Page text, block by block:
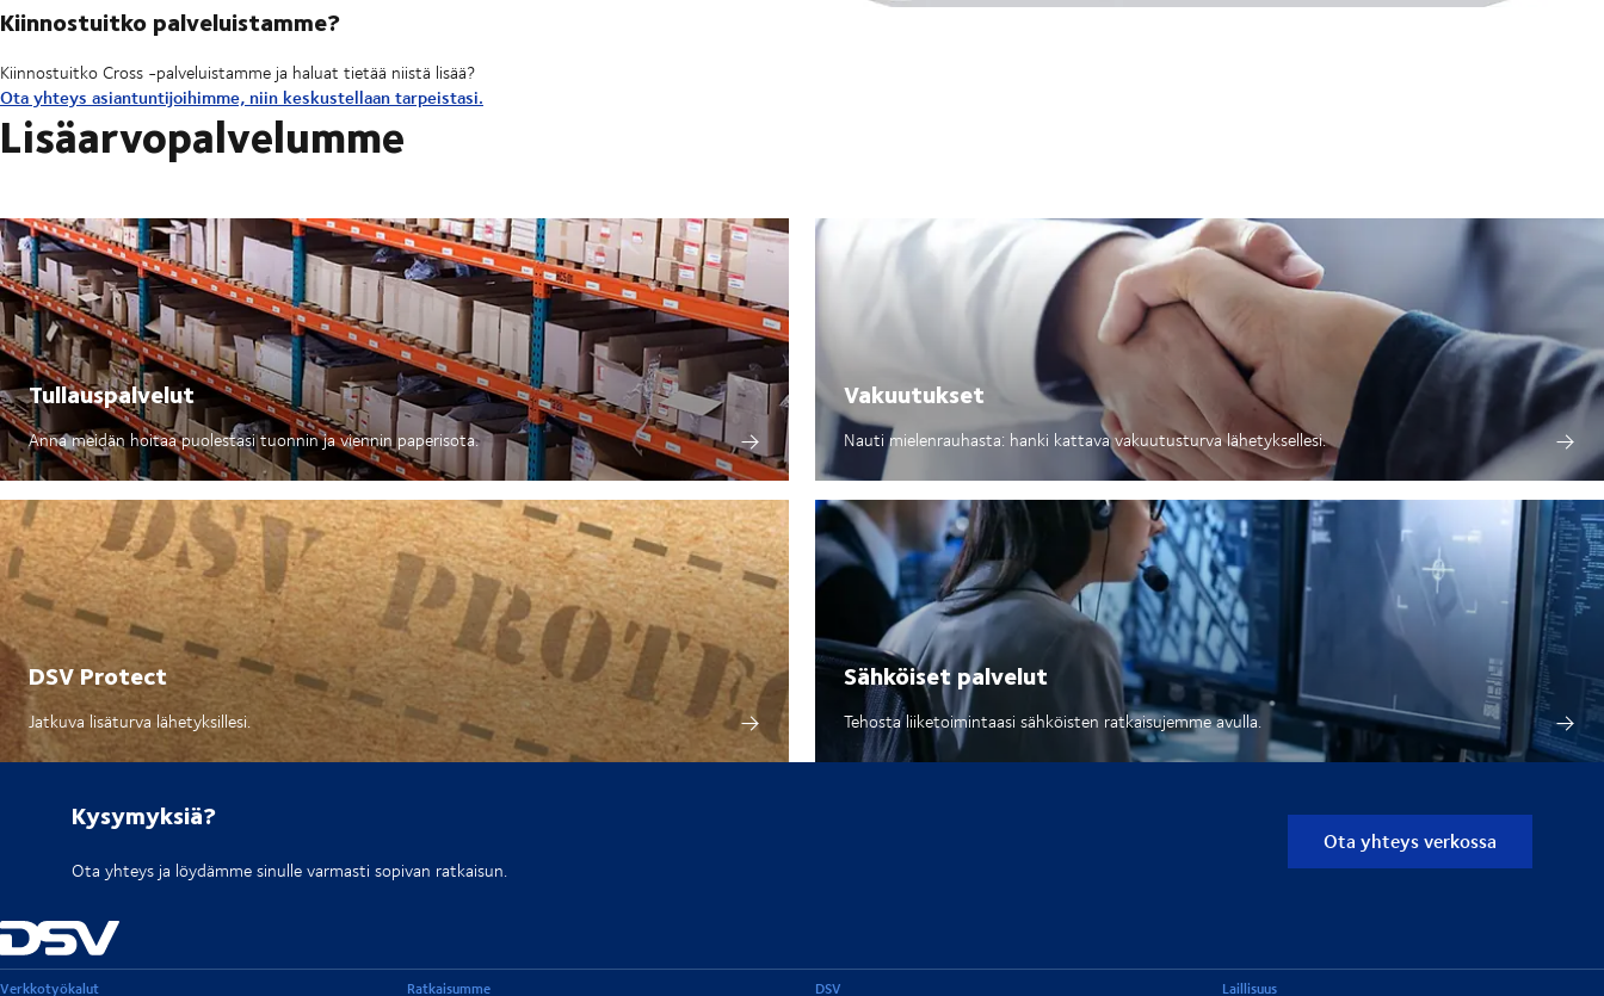
Kiinnostuitko palveluistamme?
Kiinnostuitko Cross -palveluistamme ja haluat tietää niistä lisää?
Ota yhteys asiantuntijoihimme, niin keskustellaan tarpeistasi.
Lisäarvopalvelumme
Tullauspalvelut
Anna meidän hoitaa puolestasi tuonnin ja viennin paperisota.
Vakuutukset
Nauti mielenrauhasta: hanki kattava vakuutusturva lähetyksellesi.
DSV Protect
Jatkuva lisäturva lähetyksillesi.
Sähköiset palvelut
Tehosta liiketoimintaasi sähköisten ratkaisujemme avulla.
Kysymyksiä?
Ota yhteys ja löydämme sinulle varmasti sopivan ratkaisun.
Ota yhteys verkossa
Verkkotyökalut Ratkaisumme DSV Laillisuus